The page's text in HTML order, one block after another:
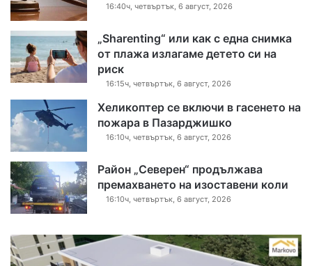
16:40ч, четвъртък, 6 август, 2026
„Sharenting“ или как с една снимка
от плажа излагаме детето си на
риск
16:15ч, четвъртък, 6 август, 2026
Хеликоптер се включи в гасенето на
пожара в Пазарджишко
16:10ч, четвъртък, 6 август, 2026
Район „Северен“ продължава
премахването на изоставени коли
16:10ч, четвъртък, 6 август, 2026